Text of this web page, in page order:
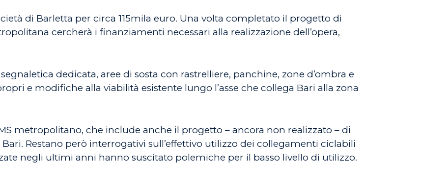
di Barletta per circa 115mila euro. Una volta completato il progetto di
cercherà i finanziamenti necessari alla realizzazione dell’opera,
dedicata, aree di sosta con rastrelliere, panchine, zone d’ombra e
e modifiche alla viabilità esistente lungo l’asse che collega Bari alla zona
metropolitano, che include anche il progetto – ancora non realizzato – di
Restano però interrogativi sull’effettivo utilizzo dei collegamenti ciclabili
negli ultimi anni hanno suscitato polemiche per il basso livello di utilizzo.